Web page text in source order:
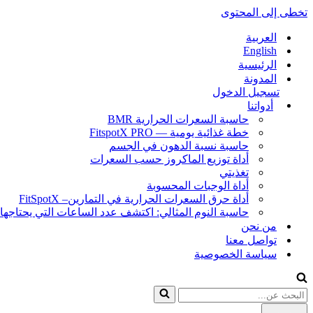
تخطى إلى المحتوى
العربية
English
الرئيسية
المدونة
تسجيل الدخول
أدواتنا
حاسبة السعرات الحرارية BMR
خطة غذائية يومية — FitspotX PRO
حاسبة نسبة الدهون في الجسم
أداة توزيع الماكروز حسب السعرات
تغذيتي
أداة الوجبات المحسوبة
أداة حرق السعرات الحرارية في التمارين– FitSpotX
حاسبة النوم المثالي: اكتشف عدد الساعات التي
من نحن
تواصل معنا
سياسة الخصوصية